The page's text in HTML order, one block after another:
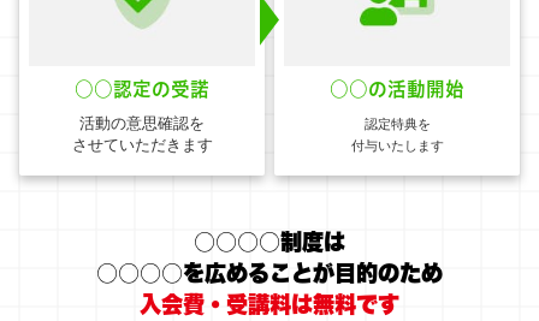
○○認定の受諾
活動の意思確認を
させていただきます
○○の活動開始
認定特典を
付与いたします
○○○○制度は
○○○○を広めることが目的のため
入会費・受講料は無料です